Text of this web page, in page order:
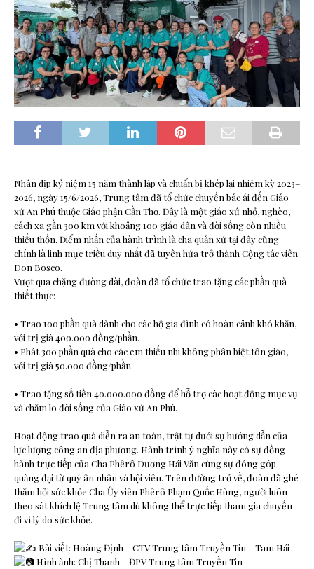
Nhân dịp kỷ niệm 15 năm thành lập và chuẩn bị khép lại nhiệm kỳ 2023–
2026, ngày 15/6/2026, Trung tâm đã tổ chức chuyến bác ái đến Giáo
xứ An Phú thuộc Giáo phận Cần Thơ. Đây là một giáo xứ nhỏ, nghèo,
cách xa gần 300 km với khoảng 100 giáo dân và đời sống còn nhiều
thiếu thốn. Điểm nhấn của hành trình là cha quản xứ tại đây cũng
chính là linh mục triều duy nhất đã tuyên hứa trở thành Cộng tác viên
Don Bosco.
Vượt qua chặng đường dài, đoàn đã tổ chức trao tặng các phần quà
thiết thực:
• Trao 100 phần quà dành cho các hộ gia đình có hoàn cảnh khó khăn,
với trị giá 400.000 đồng/phần.
• Phát 300 phần quà cho các em thiếu nhi không phân biệt tôn giáo,
với trị giá 50.000 đồng/phần.
• Trao tặng số tiền 40.000.000 đồng để hỗ trợ các hoạt động mục vụ
và chăm lo đời sống của Giáo xứ An Phú.
Hoạt động trao quà diễn ra an toàn, trật tự dưới sự hướng dẫn của
lực lượng công an địa phương. Hành trình ý nghĩa này có sự đồng
hành trực tiếp của Cha Phêrô Dương Hải Văn cùng sự đóng góp
quảng đại từ quý ân nhân và hội viên. Trên đường trở về, đoàn đã ghé
thăm hỏi sức khỏe Cha Ủy viên Phêrô Phạm Quốc Hùng, người luôn
theo sát khích lệ Trung tâm dù không thể trực tiếp tham gia chuyến
đi vì lý do sức khỏe.
Bài viết: Hoàng Định – CTV Trung tâm Truyền Tin – Tam Hải
Hình ảnh: Chị Thanh – ĐPV Trung tâm Truyền Tin